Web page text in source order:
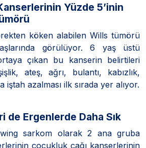
Yüzde 5’inin
köken alabilen Wills tümörü
görülüyor. 6 yaş üstü
çıkan bu kanserin belirtileri
ateş, ağrı, bulantı, kabızlık,
iştah azalması ilk sırada yer alıyor.
de Ergenlerde Daha Sık
sarkom olarak 2 ana gruba
çocukluk çağı kanserlerinin